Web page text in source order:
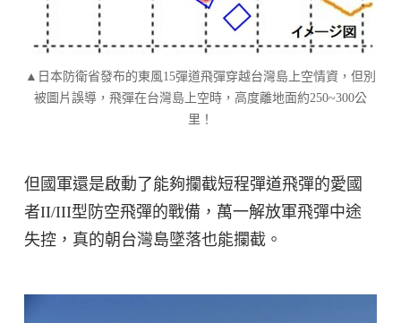
▲日本防衛省發布的東風15彈道飛彈穿越台灣島上空情資，但別
被圖片誤導，飛彈在台灣島上空時，高度離地面約250~300公
里！
但國軍還是啟動了能夠攔截短程彈道飛彈的愛國
者II/III型防空飛彈的戰備，萬一解放軍飛彈中途
失控，真的朝台灣島墜落也能攔截。